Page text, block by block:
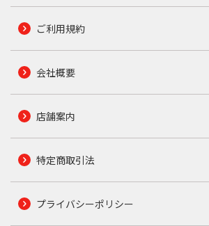
ご利用規約
会社概要
店舗案内
特定商取引法
プライバシーポリシー